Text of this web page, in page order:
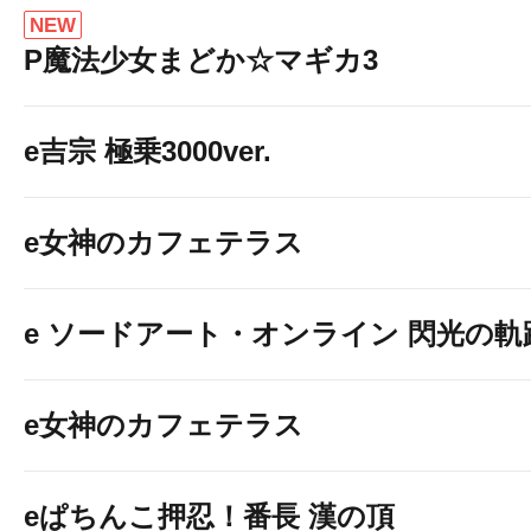
NEW
P魔法少女まどか☆マギカ3
e吉宗 極乗3000ver.
e女神のカフェテラス
e ソードアート・オンライン 閃光の軌
e女神のカフェテラス
eぱちんこ押忍！番長 漢の頂